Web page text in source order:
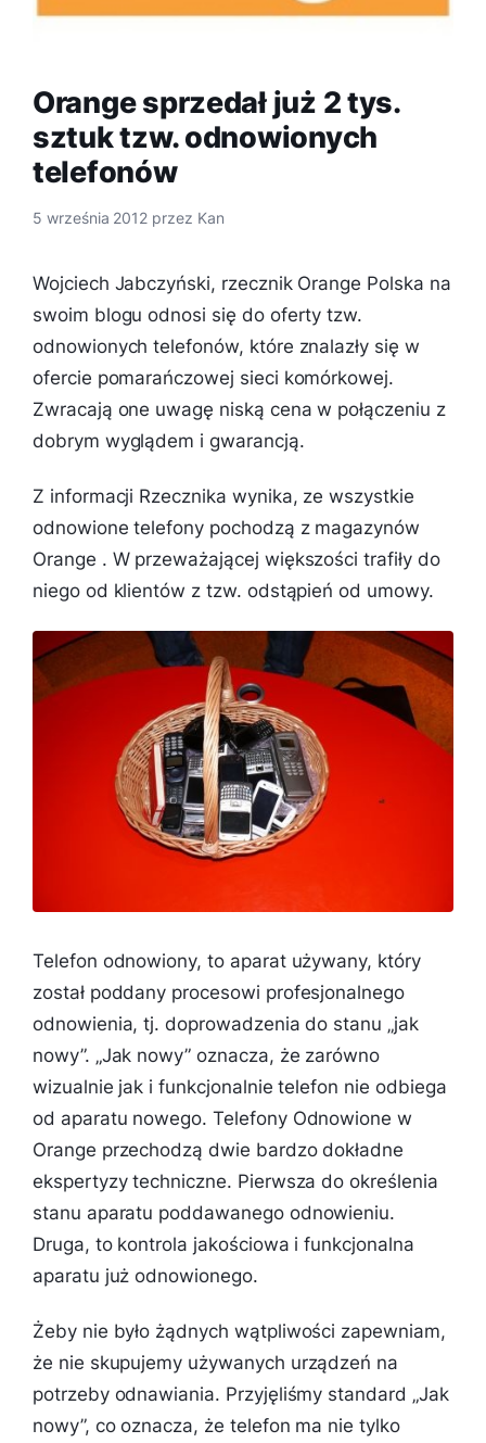
Orange sprzedał już 2 tys.
sztuk tzw. odnowionych
telefonów
5 września 2012 przez Kan
Wojciech Jabczyński, rzecznik Orange Polska na
swoim blogu odnosi się do oferty tzw.
odnowionych telefonów, które znalazły się w
ofercie pomarańczowej sieci komórkowej.
Zwracają one uwagę niską cena w połączeniu z
dobrym wyglądem i gwarancją.
Z informacji Rzecznika wynika, ze wszystkie
odnowione telefony pochodzą z magazynów
Orange . W przeważającej większości trafiły do
niego od klientów z tzw. odstąpień od umowy.
Telefon odnowiony, to aparat używany, który
został poddany procesowi profesjonalnego
odnowienia, tj. doprowadzenia do stanu „jak
nowy”. „Jak nowy” oznacza, że zarówno
wizualnie jak i funkcjonalnie telefon nie odbiega
od aparatu nowego. Telefony Odnowione w
Orange przechodzą dwie bardzo dokładne
ekspertyzy techniczne. Pierwsza do określenia
stanu aparatu poddawanego odnowieniu.
Druga, to kontrola jakościowa i funkcjonalna
aparatu już odnowionego.
Żeby nie było żądnych wątpliwości zapewniam,
że nie skupujemy używanych urządzeń na
potrzeby odnawiania. Przyjęliśmy standard „Jak
nowy”, co oznacza, że telefon ma nie tylko